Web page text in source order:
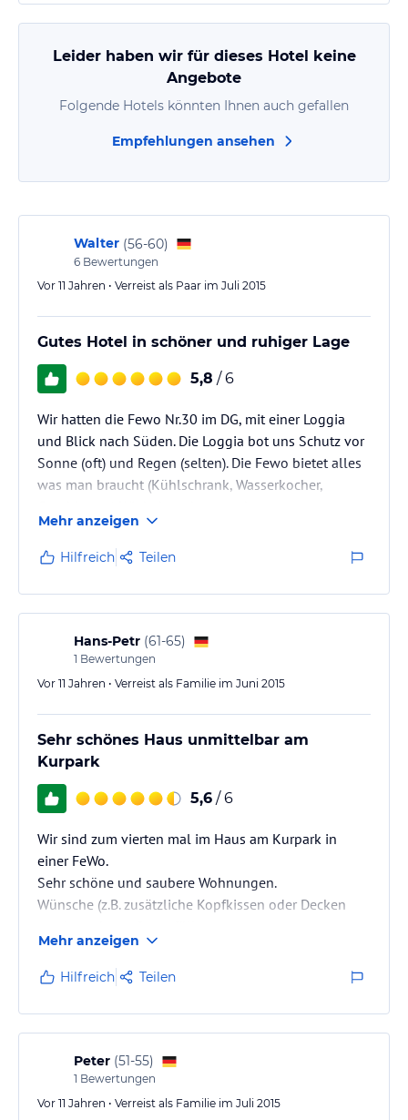
Leider haben wir für dieses Hotel keine
Angebote
Folgende Hotels könnten Ihnen auch gefallen
Empfehlungen ansehen
Walter (56-60)
6 Bewertungen
Vor 11 Jahren • Verreist als Paar im Juli 2015
Gutes Hotel in schöner und ruhiger Lage
5,8 / 6
Wir hatten die Fewo Nr.30 im DG, mit einer Loggia
und Blick nach Süden. Die Loggia bot uns Schutz vor
Sonne (oft) und Regen (selten). Die Fewo bietet alles
was man braucht (Kühlschrank, Wasserkocher,
Frühstücksservice genutzt, WiFi ist vorhanden. Hotel
und Wohnung sind in einem guten und sauberen
Preis- Leistungsverhältnis gut bis sehr gut, Handy-
Empfang im E-Plus Netz gut.
Mehr anzeigen
Hilfreich Teilen
Hans-Petr (61-65)
1 Bewertungen
Vor 11 Jahren • Verreist als Familie im Juni 2015
Sehr schönes Haus unmittelbar am
Kurpark
5,6 / 6
Wir sind zum vierten mal im Haus am Kurpark in
einer FeWo.
Sehr schöne und saubere Wohnungen.
Wünsche (z.B. zusätzliche Kopfkissen oder Decken
Benutzung von Waschmaschiene und Trockner ist
auch möglich.
Was wir bei anderen FeWo noch nie hatten ist die
Reinigung der Wohnung inclusive Handtuchwechsel
alle
zwei Tage .
Und nicht zu vergessen der Brötchenservice, wenn
man möchte auch Frühstück,Mittagstisch und
Mehr anzeigen
Hilfreich Teilen
Peter (51-55)
1 Bewertungen
Vor 11 Jahren • Verreist als Familie im Juli 2015